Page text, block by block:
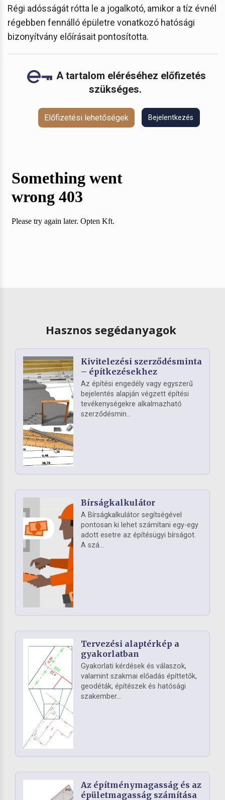
Régi adósságát rótta le a jogalkotó, amikor a tíz évnél
régebben fennálló épületre vonatkozó hatósági
bizonyítvány előírásait pontosította.
A tartalom eléréséhez előfizetés
szükséges.
Előfizetési lehetőségek Bejelentkezés
Hasznos segédanyagok
Kivitelezési szerződésminta
– építkezésekhez
Az építési engedély vagy egyszerű
bejelentés alapján végzett építési
tevékenységekre alkalmazható
szerződésmin...
Bírságkalkulátor
A Bírságkalkulátor segítségével
pontosan ki lehet számítani egy-egy
adott esetre az építésügyi bírságot.
A szá...
Tervezési alaptérkép a
gyakorlatban
Gyakorlati kérdések és válaszok,
valamint szakmai előadás építtetők,
geodéták, építészek és hatósági
szakember...
Az építménymagasság és az
épületmagasság számítása